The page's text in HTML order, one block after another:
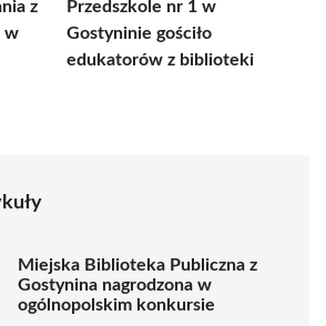
z
w
Przedszkole nr 1 w
Gostyninie gościło
edukatorów z biblioteki
Miejska Biblioteka Publiczna z
Gostynina nagrodzona w
ogólnopolskim konkursie